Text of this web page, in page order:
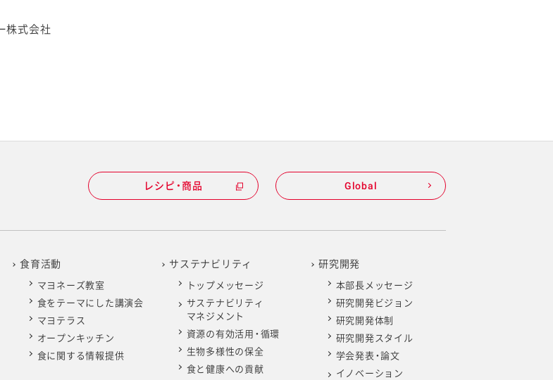
株式会社
レシピ・商品 Global
食育活動
マヨネーズ教室
食をテーマにした講演会
マヨテラス
オープンキッチン
食に関する情報提供
サステナビリティ
トップメッセージ
サステナビリティ
マネジメント
資源の有効活用・循環
生物多様性の保全
食と健康への貢献
研究開発
本部長メッセージ
研究開発ビジョン
研究開発体制
研究開発スタイル
学会発表・論文
イノベーション